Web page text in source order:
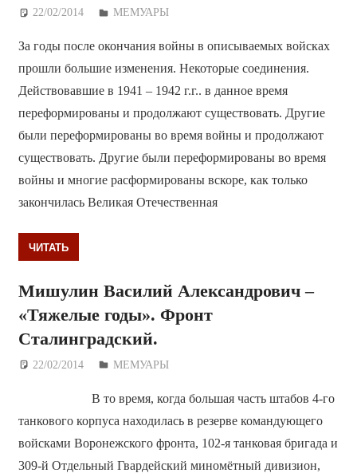
22/02/2014 Дежурный по Редакции
МЕМУАРЫ
За годы после окончания войны в описываемых войсках
прошли большие изменения. Некоторые соединения.
Действовавшие в 1941 – 1942 г.г.. в данное время
переформированы и продолжают существовать. Другие
были переформированы во время войны и продолжают
существовать. Другие были переформированы во время
войны и многие расформированы вскоре, как только
закончилась Великая Отечественная
ЧИТАТЬ
Мишулин Василий Александрович –
«Тяжелые годы». Фронт
Сталинградский.
22/02/2014 Дежурный по Редакции
МЕМУАРЫ
В то время, когда большая часть штабов 4-го
танкового корпуса находилась в резерве командующего
войсками Воронежского фронта, 102-я танковая бригада и
309-й Отдельный Гвардейский миномётный дивизион,